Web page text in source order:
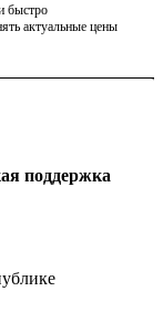
быстро
актуальные цены
поддержка